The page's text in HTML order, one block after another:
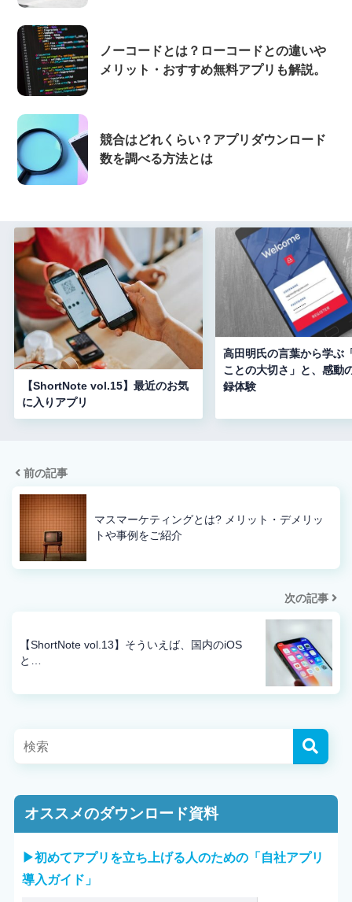
ノーコードとは？ローコードとの違いや
メリット・おすすめ無料アプリも解説。
競合はどれくらい？アプリダウンロード
数を調べる方法とは
【ShortNote vol.15】最近のお気
に入りアプリ
高田明氏の言葉から学ぶ
ことの大切さ」と、感動
録体験
前の記事
マスマーケティングとは? メリット・デメリッ
トや事例をご紹介
次の記事
【ShortNote vol.13】そういえば、国内のiOS
と…
オススメのダウンロード資料
▶︎初めてアプリを立ち上げる人のための「自社アプリ
導入ガイド」